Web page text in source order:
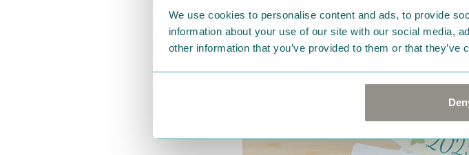
We use cookies to personalise content and ads, to provide
information about your use of our site with our social media,
other information that you’ve provided to them or that